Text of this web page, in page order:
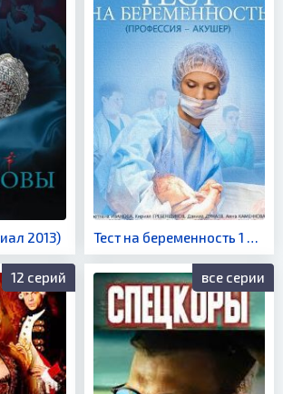
2013) Тест на беременность 1 сезон
12 серий все серии